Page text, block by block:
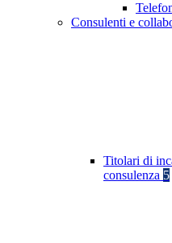
Consulenti e
Titolari di
consulenza 5